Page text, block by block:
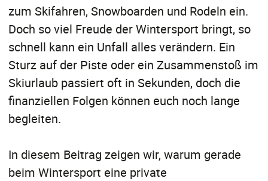
zum Skifahren, Snowboarden und Rodeln ein.
Doch so viel Freude der Wintersport bringt, so
schnell kann ein Unfall alles verändern. Ein
Sturz auf der Piste oder ein Zusammenstoß im
Skiurlaub passiert oft in Sekunden, doch die
finanziellen Folgen können euch noch lange
begleiten.
In diesem Beitrag zeigen wir, warum gerade
beim Wintersport eine private